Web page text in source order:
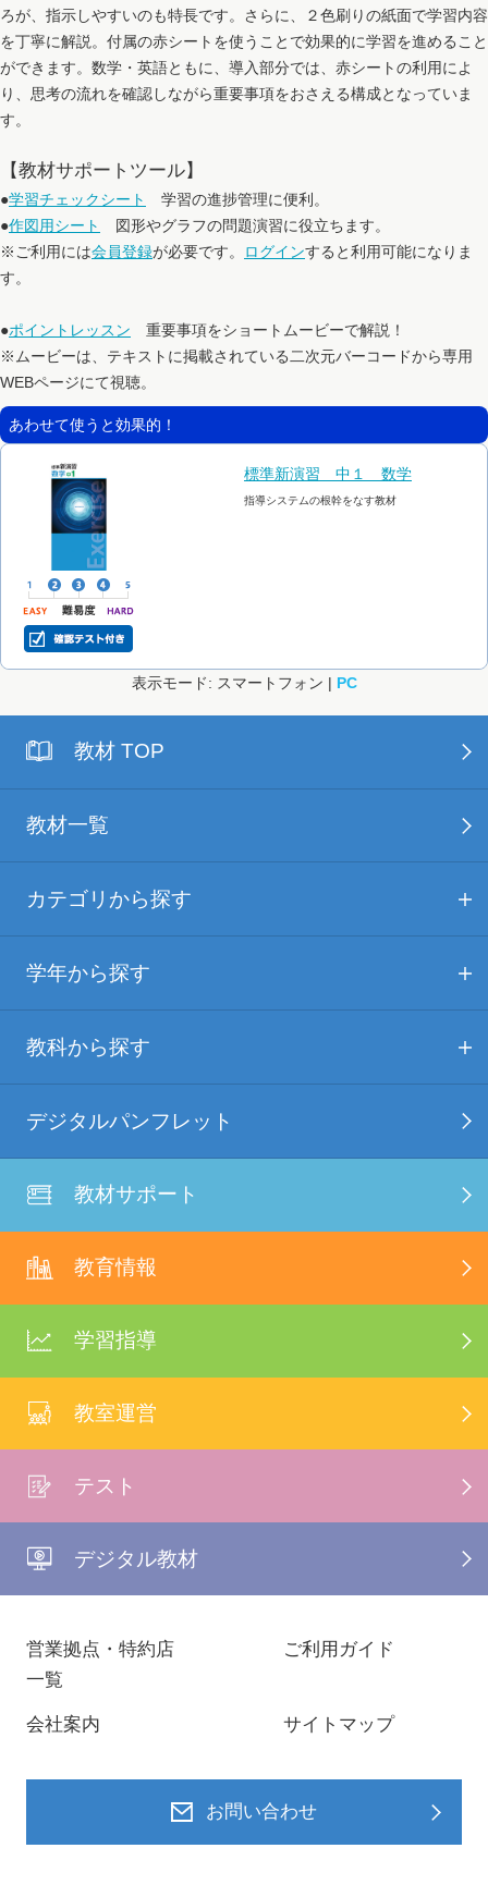
ろが、指示しやすいのも特長です。さらに、２色刷りの紙面で学習内容
を丁寧に解説。付属の赤シートを使うことで効果的に学習を進めること
ができます。数学・英語ともに、導入部分では、赤シートの利用によ
り、思考の流れを確認しながら重要事項をおさえる構成となっていま
す。
【教材サポートツール】
●学習チェックシート
学習の進捗管理に便利。
●作図用シート
図形やグラフの問題演習に役立ちます。
※ご利用には会員登録が必要です。 ログインすると利用可能になりま
す。
●ポイントレッスン 重要事項をショートムービーで解説！
※ムービーは、テキストに掲載されている二次元バーコードから専用
WEBページにて視聴。
あわせて使うと効果的！
標準新演習 中１ 数学
指導システムの根幹をなす教材
表示モード: スマートフォン | PC
教材 TOP
教材一覧
カテゴリから探す
学年から探す
教科から探す
デジタルパンフレット
教材サポート
教育情報
学習指導
教室運営
テスト
デジタル教材
営業拠点・特約店
一覧
ご利用ガイド
会社案内 サイトマップ
お問い合わせ